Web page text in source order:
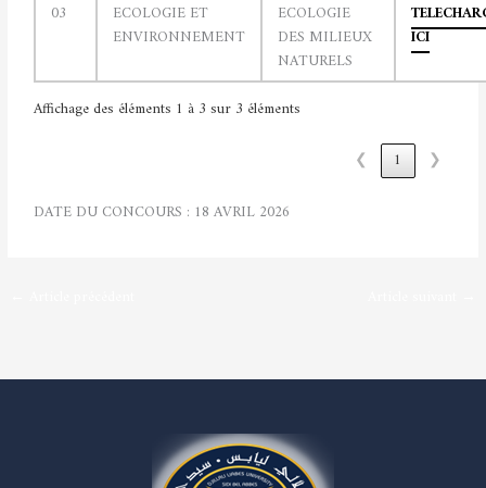
03
ECOLOGIE ET
ENVIRONNEMENT
ECOLOGIE
DES MILIEUX
NATURELS
ICI
Affichage des éléments 1 à 3 sur 3 éléments
❮
1
❯
DATE DU CONCOURS : 18 AVRIL 2026